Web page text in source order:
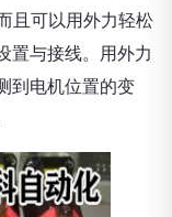
且可以用外力轻松
置与接线。用外力
到电机位置的变